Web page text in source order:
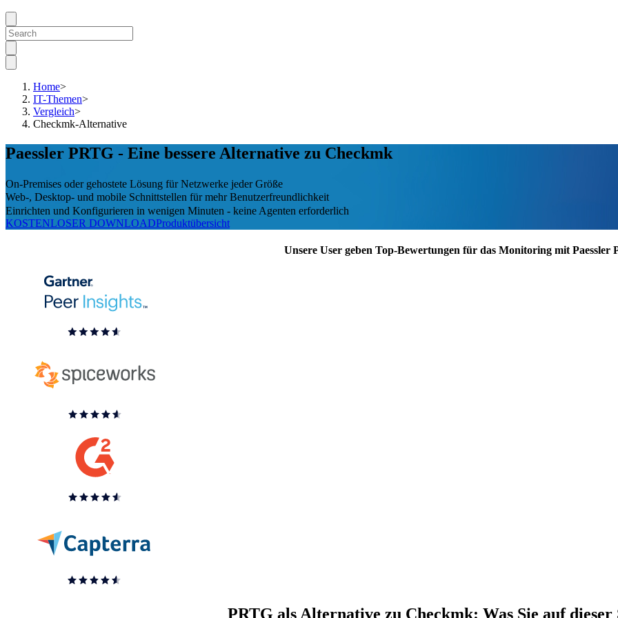
Home>
IT-Themen>
Vergleich>
Checkmk-Alternative
Paessler PRTG - Eine bessere Alternative zu Checkmk
On-Premises oder gehostete Lösung für Netzwerke jeder Größe
Web-, Desktop- und mobile Schnittstellen für mehr Benutzerfreundlichkeit
Einrichten und Konfigurieren in wenigen Minuten - keine Agenten erforderlich
KOSTENLOSER DOWNLOADProduktübersicht
Unsere User geben Top-Bewertungen für das Monitoring mit Paessler
PRTG als Alternative zu Checkmk: Was Sie auf dieser